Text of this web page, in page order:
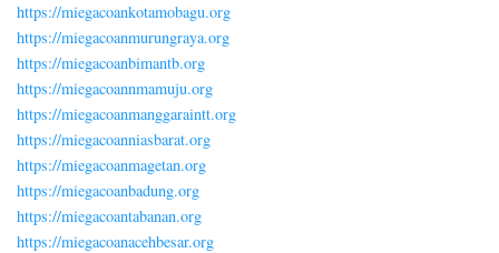
https://miegacoankotamobagu.org
https://miegacoanmurungraya.org
https://miegacoanbimantb.org
https://miegacoannmamuju.org
https://miegacoanmanggaraintt.org
https://miegacoanniasbarat.org
https://miegacoanmagetan.org
https://miegacoanbadung.org
https://miegacoantabanan.org
https://miegacoanacehbesar.org